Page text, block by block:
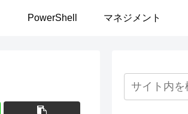
PowerShell マネジメント